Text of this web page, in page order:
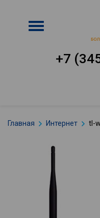
Включить
+7
Главная Интернет tl-